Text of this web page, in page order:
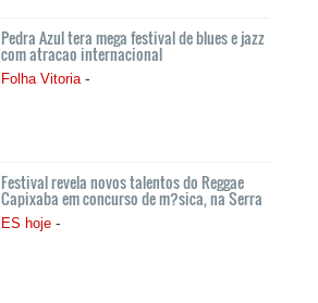
Pedra Azul tera mega festival de blues e jazz
com atracao internacional
Folha Vitoria -
Festival revela novos talentos do Reggae
Capixaba em concurso de m?sica, na Serra
ES hoje -